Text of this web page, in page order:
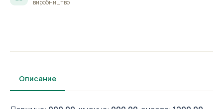
виробництво
Описание